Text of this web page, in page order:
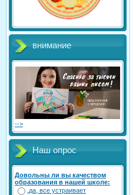
внимание
-->
Наш опрос
Довольны ли вы качеством
образования в нашей школе:
да, все устраивает